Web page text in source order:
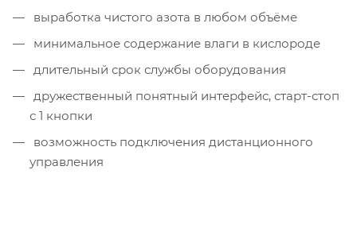
выработка чистого азота в любом объёме
минимальное содержание влаги в кислороде
длительный срок службы оборудования
дружественный понятный интерфейс, старт-стоп
с 1 кнопки
возможность подключения дистанционного
управления